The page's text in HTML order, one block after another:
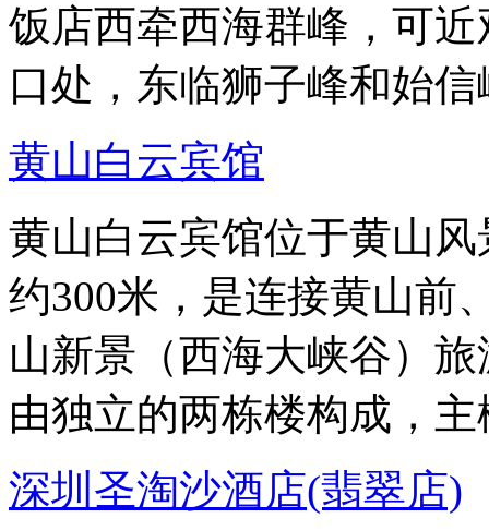
饭店西牵西海群峰，可
口处，东临狮子峰和始信
黄山白云宾馆
黄山白云宾馆位于黄山
约300米，是连接黄山前
山新景（西海大峡谷）
由独立的两栋楼构成，
深圳圣淘沙酒店(翡翠店)